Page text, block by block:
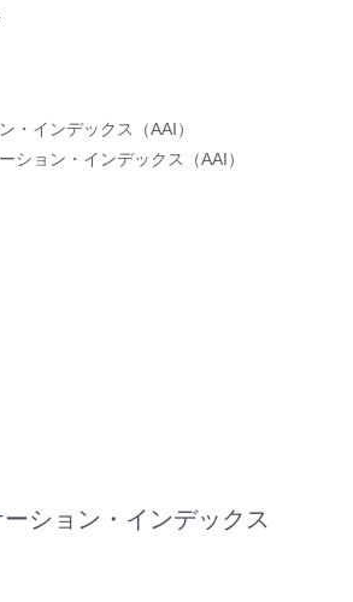
・インデックス（AAI）
ション・インデックス（AAI）
ション・インデックス